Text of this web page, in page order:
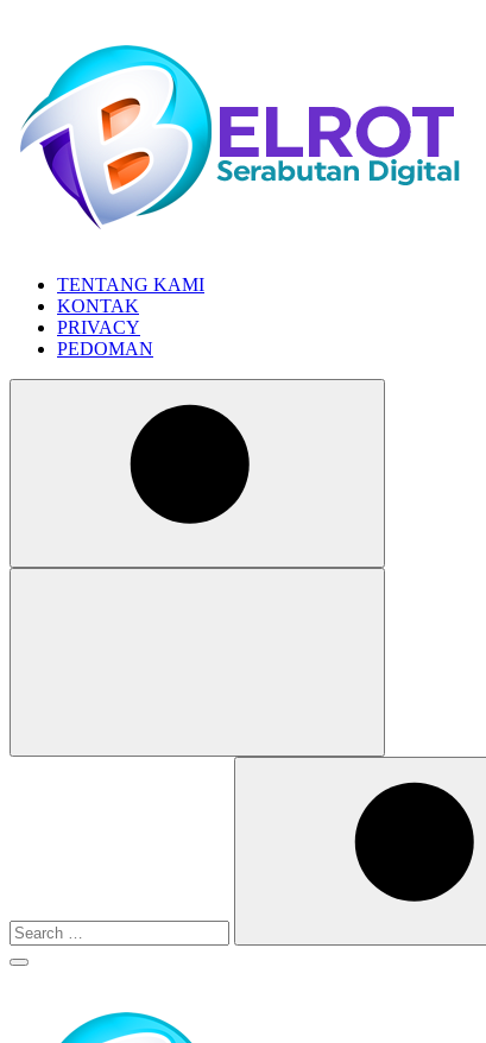
content
TENTANG KAMI
KONTAK
PRIVACY
PEDOMAN
Search